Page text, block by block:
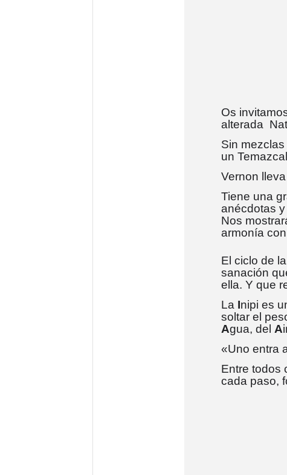
Os
alterada
Sin
un
Vernon
Tiene una
anécdotas
Nos
armonía
El ciclo de
sanación
ella. Y que
La Inipi es
soltar el
Agua, del A
«Uno entra
Entre todos
cada paso,